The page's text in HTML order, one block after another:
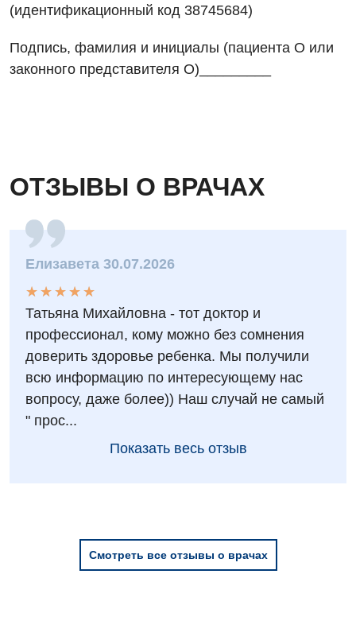
Сосудистая хирургия
Терапия
Физиотерапия
Хирургическое отделение
Эндокринология
Для детей
Детская аллергология
Детская гастроэнтерология
Детская гинекология
Детская кардиоревматология
Детская офтальмология
(идентификационный код 38745684)
Подпись, фамилия и инициалы (пациента О или
законного представителя О)_________
ОТЗЫВЫ О ВРАЧАХ
Елизавета 30.07.2026
★
★
★
★
★
★ ★ ★ ★ ★
Татьяна Михайловна - тот доктор и
профессионал, кому можно без сомнения
доверить здоровье ребенка. Мы получили
всю информацию по интересующему нас
вопросу, даже более)) Наш случай не самый
" прос...
Показать весь отзыв
Смотреть все отзывы о врачах